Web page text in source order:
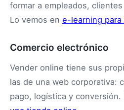
formar a empleados,
Lo vemos en e-learning para
Comercio electrónico
Vender online tiene sus
las de una web corporativa:
pago, logística y conversión.